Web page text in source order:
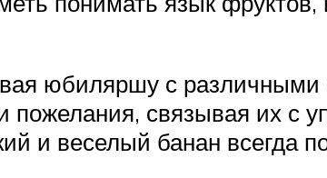
юбиляршу с
пожелания, связывая их с
и веселый банан всегда